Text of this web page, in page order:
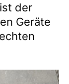
der
Geräte